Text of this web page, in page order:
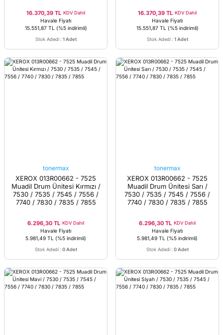
16.370,39 TL KDV Dahil
Havale Fiyatı
15.551,87 TL
(%5 indirimli)
Stok Adedi : 1 Adet
16.370,39 TL KDV Dahil
Havale Fiyatı
15.551,87 TL
(%5 indirimli)
Stok Adedi : 1 Adet
tonermax
XEROX 013R00662 - 7525
Muadil Drum Ünitesi Kırmızı /
7530 / 7535 / 7545 / 7556 /
7740 / 7830 / 7835 / 7855
6.296,30 TL KDV Dahil
Havale Fiyatı
5.981,49 TL (%5 indirimli)
Stok Adedi : 0 Adet
tonermax
XEROX 013R00662 - 7525
Muadil Drum Ünitesi Sarı /
7530 / 7535 / 7545 / 7556 /
7740 / 7830 / 7835 / 7855
6.296,30 TL KDV Dahil
Havale Fiyatı
5.981,49 TL (%5 indirimli)
Stok Adedi : 0 Adet